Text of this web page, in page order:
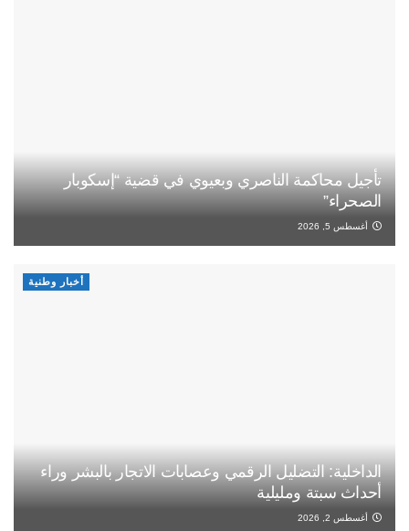
تأجيل محاكمة الناصري وبعيوي في قضية “إسكوبار
الصحراء”
أغسطس 5, 2026
أخبار وطنية
الداخلية: التضليل الرقمي وعصابات الاتجار بالبشر وراء
أحداث سبتة ومليلية
أغسطس 2, 2026